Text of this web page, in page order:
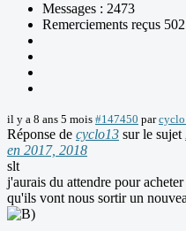
Messages : 2473
Remerciements reçus 502
il y a 8 ans 5 mois #147450 par
Réponse de cyclo13 sur le sujet
en 2017, 2018
slt
j'aurais du attendre pour
qu'ils vont nous sortir un